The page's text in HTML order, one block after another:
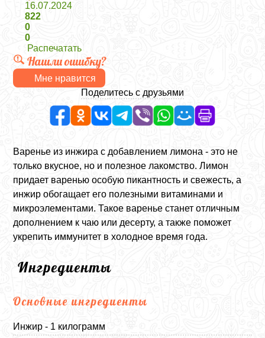
16.07.2024
822
0
0
Распечатать
Нашли ошибку?
Мне нравится
Поделитесь с друзьями
Варенье из инжира с добавлением лимона - это не
только вкусное, но и полезное лакомство. Лимон
придает варенью особую пикантность и свежесть, а
инжир обогащает его полезными витаминами и
микроэлементами. Такое варенье станет отличным
дополнением к чаю или десерту, а также поможет
укрепить иммунитет в холодное время года.
Ингредиенты
Основные ингредиенты
Инжир - 1 килограмм